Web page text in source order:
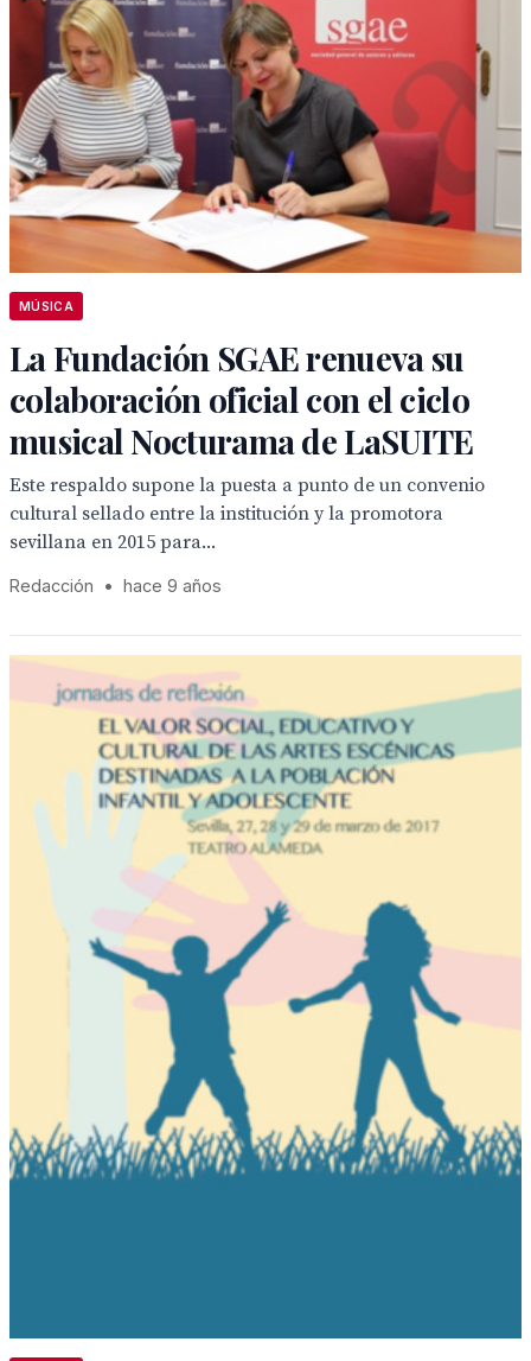
MÚSICA
La Fundación SGAE renueva su
colaboración oficial con el ciclo
musical Nocturama de LaSUITE
Este respaldo supone la puesta a punto de un convenio
cultural sellado entre la institución y la promotora
sevillana en 2015 para...
Redacción • hace 9 años